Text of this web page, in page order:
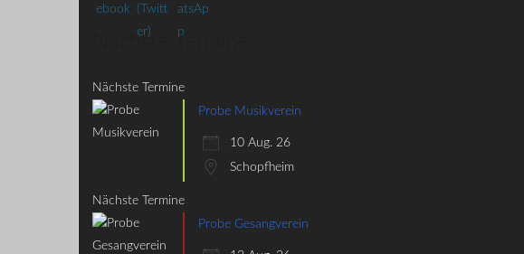
Nächste Termine
Nächste Termine
Probe Musikverein
10 Aug. 26
Schopfheim
Nächste Termine
Probe Gesangverein